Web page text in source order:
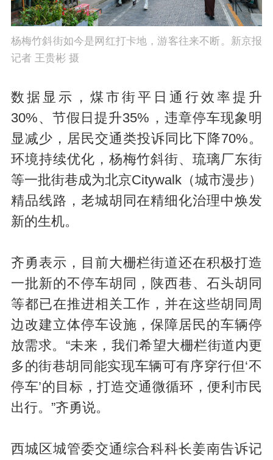
杨梅竹斜街如今是网红打卡地，游客往来不断。新京报
记者 王贵彬 摄
数据显示，煤市街平日通行效率提升
30%、节假日提升35%，违章停车现象明
显减少，居民交通类投诉同比下降70%。
环境持续优化，杨梅竹斜街、琉璃厂东街
等一批街巷成为北京Citywalk（城市漫步）
精品线路，老城胡同在精细化治理中焕发
新的生机。
齐勇表示，目前大栅栏街道还在积极打造
一批新的不停车胡同，陕西巷、石头胡同
等都已在推进相关工作，并在这些胡同周
边改建立体停车设施，保障居民的车辆停
放需求。“未来，我们希望大栅栏街道内更
多的街巷胡同能实现车辆可有序穿行但‘不
停车’的目标，打造交通微循环，便利市民
出行。”齐勇说。
西城区城管委交通综合科科长姜南告诉记